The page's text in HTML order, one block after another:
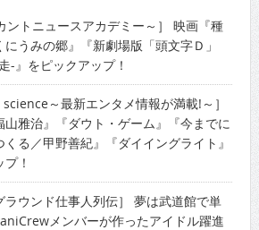
ントニュースアカデミー～］ 映画『種
うみの郷』『新劇場版「頭文字Ｄ」
-』をピックアップ！
science～最新エンタメ情報が満載!～］
山雅治』『ダウト・ゲーム』『今までに
る／甲野善紀』『ダイイングライト』
！
ラウンド仕事人列伝］ 夢は武道館で単
メンバーが作ったアイドル躍進